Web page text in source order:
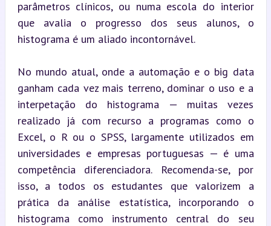
parâmetros clínicos, ou numa escola do interior
que avalia o progresso dos seus alunos, o
histograma é um aliado incontornável.
No mundo atual, onde a automação e o big data
ganham cada vez mais terreno, dominar o uso e a
interpetação do histograma — muitas vezes
realizado já com recurso a programas como o
Excel, o R ou o SPSS, largamente utilizados em
universidades e empresas portuguesas — é uma
competência diferenciadora. Recomenda-se, por
isso, a todos os estudantes que valorizem a
prática da análise estatística, incorporando o
histograma como instrumento central do seu